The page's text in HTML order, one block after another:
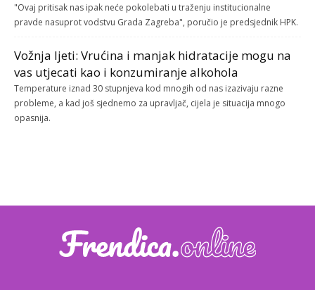
"Ovaj pritisak nas ipak neće pokolebati u traženju institucionalne
pravde nasuprot vodstvu Grada Zagreba", poručio je predsjednik HPK.
Vožnja ljeti: Vrućina i manjak hidratacije mogu na
vas utjecati kao i konzumiranje alkohola
Temperature iznad 30 stupnjeva kod mnogih od nas izazivaju razne
probleme, a kad još sjednemo za upravljač, cijela je situacija mnogo
opasnija.